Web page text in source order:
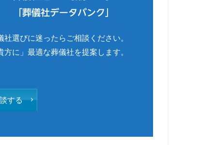
「葬儀社データバンク」
社選びに迷ったらご相談ください。
方に」最適な葬儀社を提案します。
する